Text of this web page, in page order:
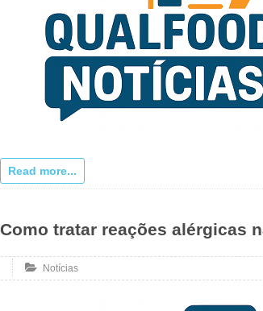
Read more...
Como tratar reações alérgicas
Notícias